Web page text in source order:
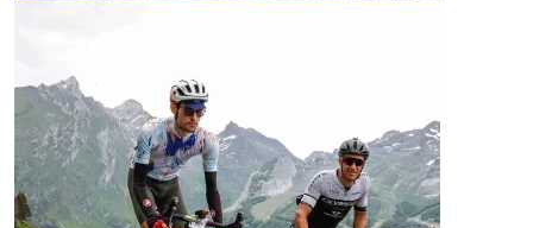
Sendero, caminos y pistas para conquistar los
Pirineos.
MÁS INFORMACIÓN